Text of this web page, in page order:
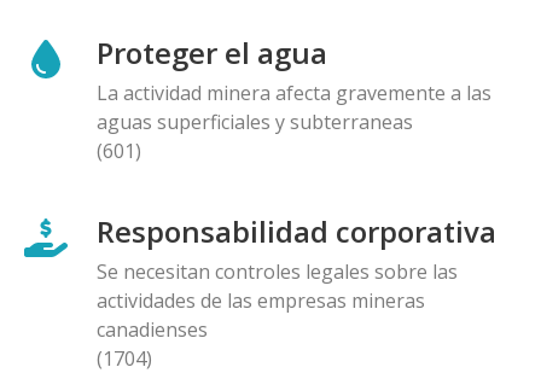
Proteger el agua
La actividad minera afecta gravemente a las
aguas superficiales y subterraneas
(601)
Responsabilidad corporativa
Se necesitan controles legales sobre las
actividades de las empresas mineras
canadienses
(1704)